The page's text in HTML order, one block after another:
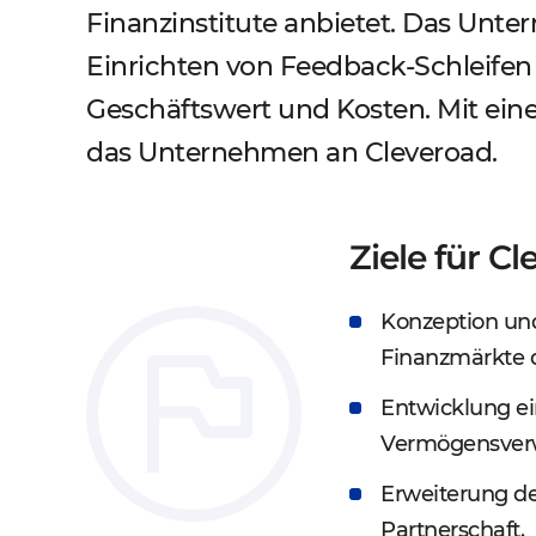
Finanzinstitute anbietet. Das
Einrichten von Feedback-
Geschäftswert und Kosten. Mit
das Unternehmen an Cleveroad.
Ziele für
Konzeption
Finanzmärkte
Entwicklung
Erweiterung
Partnerschaft.